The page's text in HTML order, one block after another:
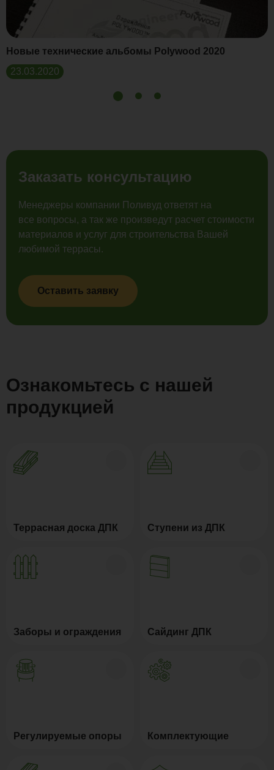
Новые технические альбомы Polywood 2020
23.03.2020
Заказать консультацию
Менеджеры компании Поливуд ответят на
все вопросы, а так же произведут расчет стоимости
материалов и услуг для строительства Вашей
любимой террасы.
Оставить заявку
Ознакомьтесь с нашей
продукцией
Террасная доска ДПК Ступени из ДПК
Заборы и ограждения Сайдинг ДПК
Регулируемые опоры Комплектующие